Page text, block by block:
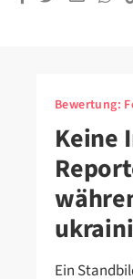
Bewertung:
Keine
Ein